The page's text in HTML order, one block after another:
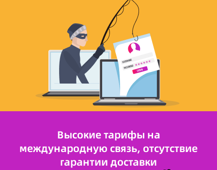
Высокие тарифы на
международную связь, отсутствие
гарантии доставки